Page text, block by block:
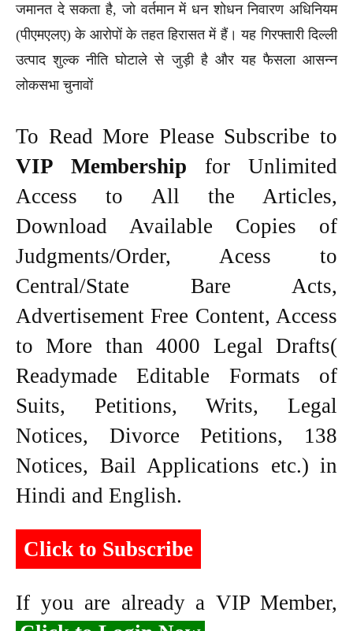
जमानत दे सकता है, जो वर्तमान में धन शोधन निवारण अधिनियम
(पीएमएलए) के आरोपों के तहत हिरासत में हैं। यह गिरफ्तारी दिल्ली
उत्पाद शुल्क नीति घोटाले से जुड़ी है और यह फैसला आसन्न
लोकसभा चुनावों
To Read More Please Subscribe to
VIP Membership for Unlimited
Access to All the Articles,
Download Available Copies of
Judgments/Order, Acess to
Central/State Bare Acts,
Advertisement Free Content, Access
to More than 4000 Legal Drafts(
Readymade Editable Formats of
Suits, Petitions, Writs, Legal
Notices, Divorce Petitions, 138
Notices, Bail Applications etc.) in
Hindi and English.
Click to Subscribe
If you are already a VIP Member,